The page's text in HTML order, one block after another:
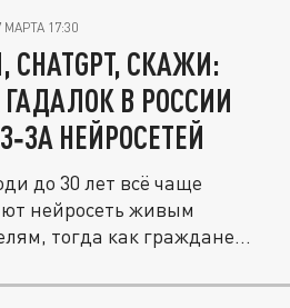
МАРТА 17:30
СКАЖИ:
В РОССИИ
НЕЙРОСЕТЕЙ
до 30 лет всё чаще
нейросеть живым
тогда как граждане